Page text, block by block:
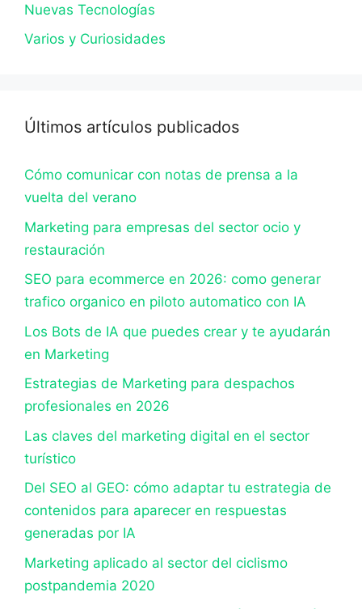
Nuevas Tecnologías
Varios y Curiosidades
Últimos artículos publicados
Cómo comunicar con notas de prensa a la
vuelta del verano
Marketing para empresas del sector ocio y
restauración
SEO para ecommerce en 2026: como generar
trafico organico en piloto automatico con IA
Los Bots de IA que puedes crear y te ayudarán
en Marketing
Estrategias de Marketing para despachos
profesionales en 2026
Las claves del marketing digital en el sector
turístico
Del SEO al GEO: cómo adaptar tu estrategia de
contenidos para aparecer en respuestas
generadas por IA
Marketing aplicado al sector del ciclismo
postpandemia 2020